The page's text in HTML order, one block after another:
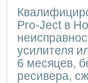
Pro-Ject в
усилителя
6 месяцев,
ресивера,